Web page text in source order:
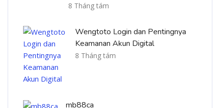
8 Tháng tám
Wengtoto Login dan Pentingnya
Keamanan Akun Digital
8 Tháng tám
mb88ca